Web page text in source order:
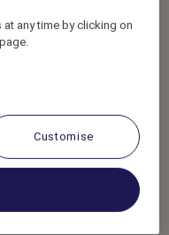
Kucharki
potraw
i standardami
dobrze
pracować w
obowiązującymi
any time by clicking on
Customise